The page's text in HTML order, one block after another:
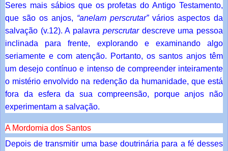
Seres mais sábios que os profetas do Antigo Testamento,
que são os anjos, “anelam perscrutar”vários aspectos da
salvação (v.12). A palavra perscrutardescreve uma pessoa
inclinada para frente, explorando e examinando algo
seriamente e com atenção. Portanto, os santos anjos têm
um desejo contínuo e intenso de compreender inteiramente
o mistério envolvido na redenção da humanidade, que está
fora da esfera da sua compreensão, porque anjos não
experimentam a salvação.
A Mordomia dos Santos
Depois de transmitir uma base doutrinária para a fé desses